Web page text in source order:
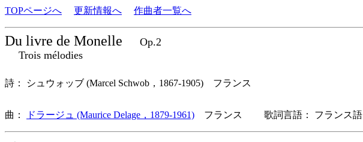
TOPページへ 更新情報へ 作曲者一覧へ
Du livre de Monelle
Op.2
Trois mélodies
詩： シュウォッブ (Marcel Schwob，1867-1905) フランス
曲： ドラージュ (Maurice Delage，1879-1961) フランス 歌詞言語： フランス語